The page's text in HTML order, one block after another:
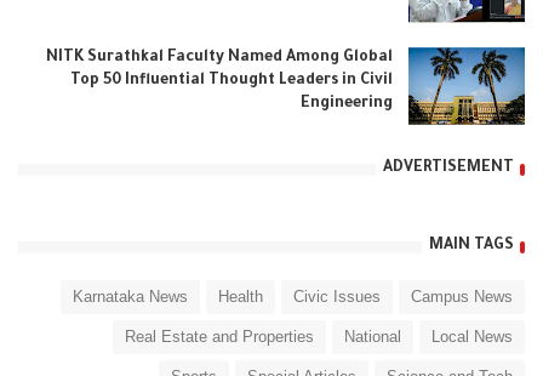
NITK Surathkal Faculty Named Among Global
Top 50 Influential Thought Leaders in Civil
Engineering
ADVERTISEMENT
MAIN TAGS
Campus News
Civic Issues
Health
Karnataka News
Local News
National
Real Estate and Properties